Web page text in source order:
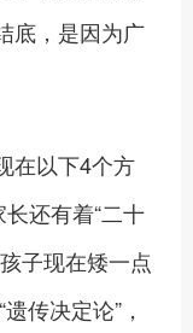
底，是因为广
在以下4个方
还有着“二十
子现在矮一点
传决定论”，